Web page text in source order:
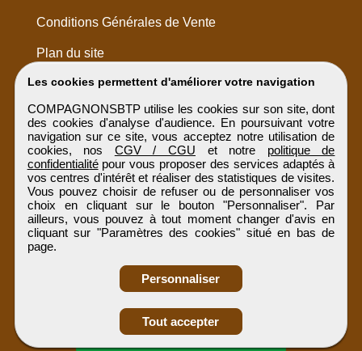
Obtenir ses
coordonnées
Les cookies permettent d'améliorer votre navigation
COMPAGNONSBTP utilise les cookies sur son site, dont
des cookies d'analyse d'audience. En poursuivant votre
navigation sur ce site, vous acceptez notre utilisation de
cookies, nos CGV / CGU et notre politique de
confidentialitépour vous proposer des services adaptés à
vos centres d'intérêt et réaliser des statistiques de visites.
Vous pouvez choisir de refuser ou de personnaliser vos
choix en cliquant sur le bouton "Personnaliser". Par
ailleurs, vous pouvez à tout moment changer d'avis en
cliquant sur "Paramètres des cookies" situé en bas de
page.
Personnaliser
Tout accepter
Conditions Générales de Vente
Plan du site
COMPAGNONSBTP